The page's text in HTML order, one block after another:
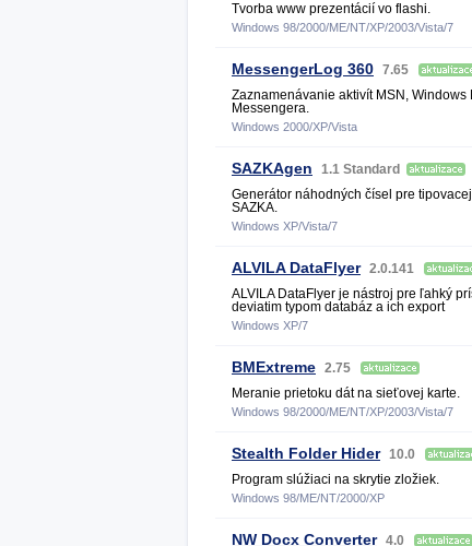
Tvorba www prezentácií vo flashi.
Windows 98/2000/ME/NT/XP/2003/Vista/7
MessengerLog 360 7.65
Zaznamenávanie aktivít MSN, Windows
Messengera.
Windows 2000/XP/Vista
SAZKAgen
1.1 Standard
Generátor náhodných čísel pre
SAZKA.
Windows XP/Vista/7
ALVILA DataFlyer 2.0.141
ALVILA DataFlyer je nástroj pre ľahký
deviatim typom databáz a ich export
Windows XP/7
BMExtreme 2.75
Meranie prietoku dát na sieťovej karte.
Windows 98/2000/ME/NT/XP/2003/Vista/7
Stealth Folder Hider 10.0
Program slúžiaci na skrytie zložiek.
Windows 98/ME/NT/2000/XP
NW Docx Converter 4.0